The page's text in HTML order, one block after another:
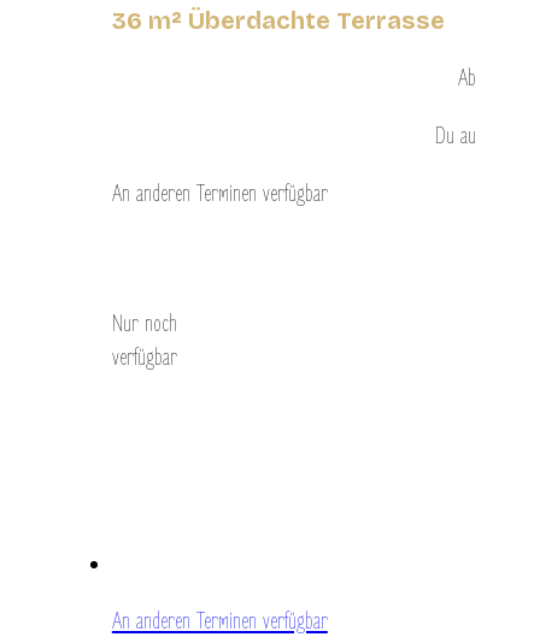
36 m² Überdachte Terrasse
Ab
Duau
An anderen Terminen verfügbar
Nur noch
verfügbar
An anderen Terminen verfügbar